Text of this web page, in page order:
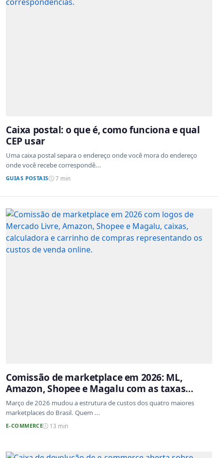
Caixa postal: o que é, como funciona e qual
CEP usar
Uma caixa postal separa o endereço onde você mora do endereço
onde você recebe correspondê...
GUIAS POSTAIS 7 min
Comissão de marketplace em 2026: ML,
Amazon, Shopee e Magalu com as taxas
atualizadas
Março de 2026 mudou a estrutura de custos dos quatro maiores
marketplaces do Brasil. Quem ...
E-COMMERCE 13 min